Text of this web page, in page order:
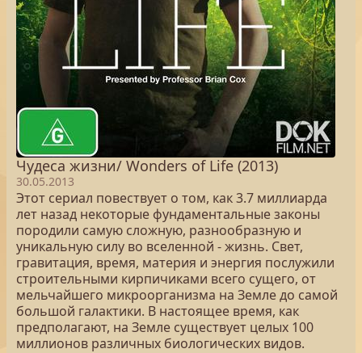
Чудеса жизни/ Wonders of Life (2013)
30.05.2013
Этот сериал повествует о том, как 3.7 миллиарда
лет назад некоторые фундаментальные законы
породили самую сложную, разнообразную и
уникальную силу во вселенной - жизнь. Свет,
гравитация, время, материя и энергия послужили
строительными кирпичиками всего сущего, от
мельчайшего микроорганизма на Земле до самой
большой галактики. В настоящее время, как
предполагают, на Земле существует целых 100
миллионов различных биологических видов.